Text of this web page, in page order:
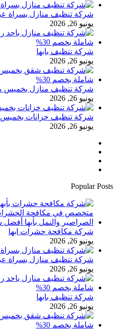
شركة تنظيف منازل بسراة
يونيو 26, 2026
شركة تنظيف بابها
يونيو 26, 2026
شركة تنظيف منازل بخميس مشيط
يونيو 26, 2026
شركة تنظيف خزانات
يونيو 26, 2026
Popular Posts
شركة مكافحة حشرات ابها
يونيو 26, 2026
شركة تنظيف منازل بسراة
يونيو 26, 2026
شركة تنظيف بابها
يونيو 26, 2026